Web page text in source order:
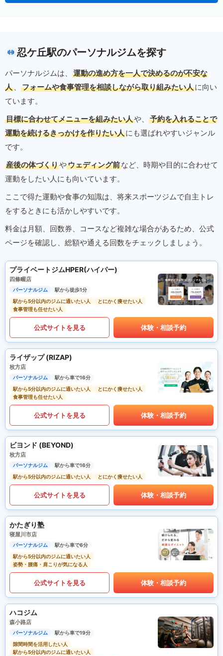
忍ケ丘駅のパーソナルジムを探す
パーソナルジムは、
運動の進め方を一人で決めるのが不安な
人 、 フォームや食事管理を相談しながら取り組みたい人に向い
ています。
目標に合わせてメニューを組みたい人や、
予約を入れることで
運動を続けるきっかけを作りたい人にも選ばれやすいジャンル
です。
産後の体づくりやウェディング前など、時期や目的に合わせて
運動をしたい人にも向いています。
ここで得た運動や食事の知識は、将来スポーツジムで自主トレ
をするときにも活かしやすいです。
料金は月額、回数券、コースなど複雑な場合があるため、公式
ページを確認し、総額や通える回数をチェックしましょう。
プライベートジムHPER(ハイパー)
四條畷店
パーソナルジム
駅から徒歩1分
駅から5分以内のジムに通いたい人
とにかく痩せたい人
食事管理も任せたい人
公式サイトを見る 体験・相談予約
ライザップ (RIZAP)
枚方店
パーソナルジム
駅から車で16分
駅から5分以内のジムに通いたい人
とにかく痩せたい人
食事管理も任せたい人
公式サイトを見る 体験・相談予約
ビヨンド (BEYOND)
枚方店
パーソナルジム
駅から車で16分
駅から5分以内のジムに通いたい人
とにかく痩せたい人
公式サイトを見る 体験・相談予約
かたぎり塾
寝屋川市店
パーソナルジム
駅から車で6分
駅から5分以内のジムに通いたい人
姿勢・腰痛・肩こりが気になる人
公式サイトを見る 体験・相談予約
ハコジム
森小路店
パーソナルジム
駅から車で19分
隙間時間を活用したい人
駅から5分以内のジムに通いたい人